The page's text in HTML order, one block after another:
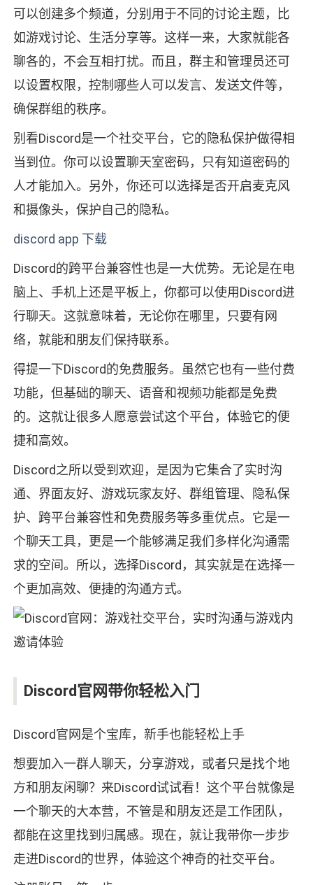
可以创建多个频道，分别用于不同的讨论主题，比
如游戏讨论、生活分享等。这样一来，大家就能各
聊各的，不会互相打扰。而且，群主和管理员还可
以设置权限，控制哪些人可以发言、发送文件等，
确保群组的秩序。
别看Discord是一个社交平台，它的隐私保护做得相
当到位。你可以设置聊天室密码，只有知道密码的
人才能加入。另外，你还可以选择是否开启麦克风
和摄像头，保护自己的隐私。
discord app 下载
Discord的跨平台兼容性也是一大优势。无论是在电
脑上、手机上还是平板上，你都可以使用Discord进
行聊天。这就意味着，无论你在哪里，只要有网
络，就能和朋友们保持联系。
得提一下Discord的免费服务。虽然它也有一些付费
功能，但基础的聊天、语音和视频功能都是免费
的。这就让很多人愿意尝试这个平台，体验它的便
捷和高效。
Discord之所以受到欢迎，是因为它集合了实时沟
通、界面友好、游戏玩家友好、群组管理、隐私保
护、跨平台兼容性和免费服务等多重优点。它是一
个聊天工具，更是一个能够满足我们多样化沟通需
求的空间。所以，选择Discord，其实就是在选择一
个更加高效、便捷的沟通方式。
Discord官网带你轻松入门
Discord官网是个宝库，新手也能轻松上手
想要加入一群人聊天，分享游戏，或者只是找个地
方和朋友闲聊？来Discord试试看！这个平台就像是
一个聊天的大本营，不管是和朋友还是工作团队，
都能在这里找到归属感。现在，就让我带你一步步
走进Discord的世界，体验这个神奇的社交平台。